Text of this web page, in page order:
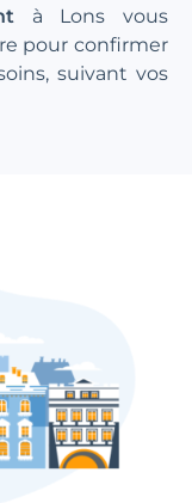
à Lons vous
pour confirmer
suivant vos